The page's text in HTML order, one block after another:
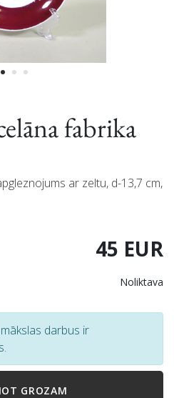
fabrika
ar zeltu, d-13,7 cm,
45 EUR
Noliktava
darbus ir
GROZAM